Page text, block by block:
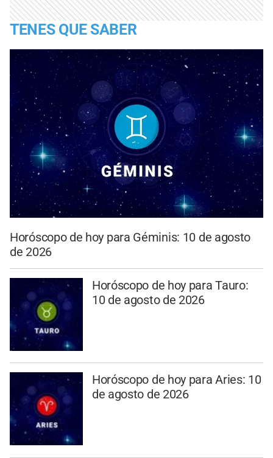
TENES QUE SABER
Horóscopo de hoy para Géminis: 10 de agosto
de 2026
Horóscopo de hoy para Tauro:
10 de agosto de 2026
Horóscopo de hoy para Aries: 10
de agosto de 2026